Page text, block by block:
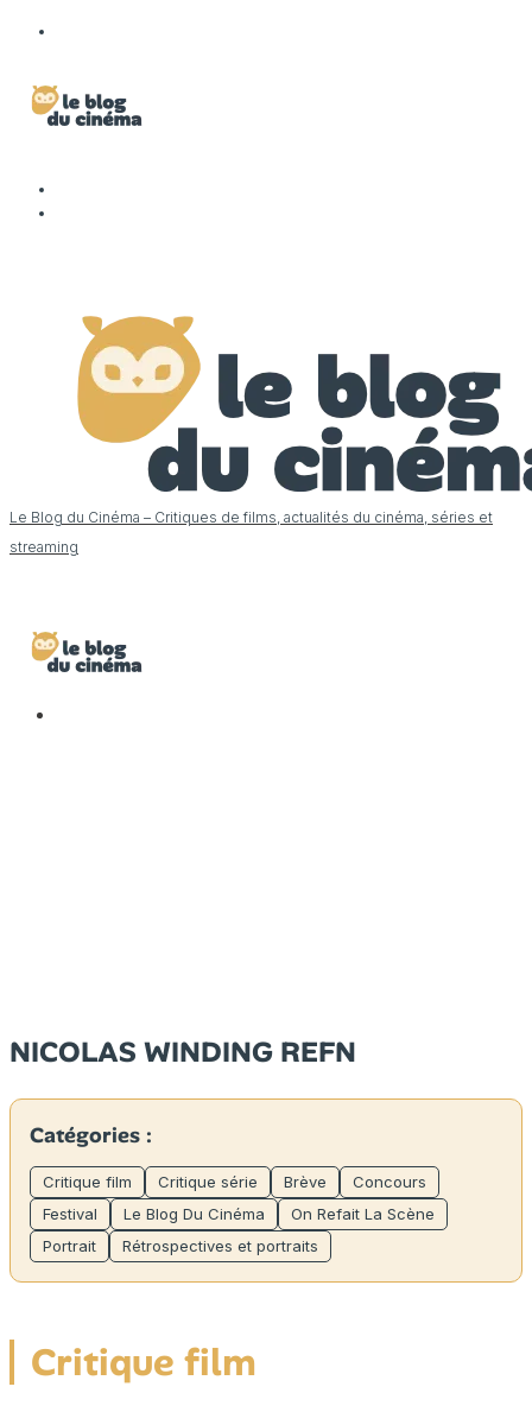
Le Blog du Cinéma – Critiques de films, actualités du cinéma, séries et
streaming
NICOLAS WINDING REFN
Catégories :
Critique film Critique série Brève
Concours
Festival
Le Blog Du Cinéma
On Refait La Scène
Portrait
Rétrospectives et portraits
Critique film